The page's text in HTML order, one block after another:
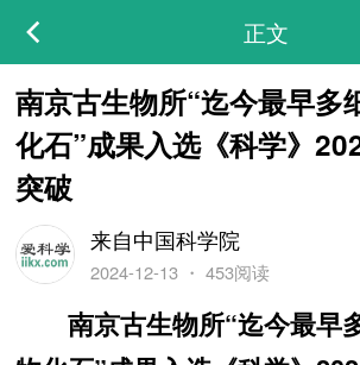
正文
南京古生物所“迄今最早多
化石”成果入选《科学》
突破
来自中国科学院
2024-12-13・ 453阅读
南京古生物所“迄今最早